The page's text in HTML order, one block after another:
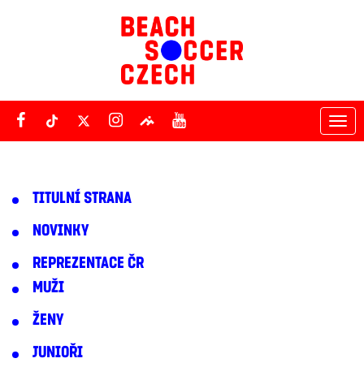
TITULNÍ STRANA
NOVINKY
REPREZENTACE ČR
MUŽI
ŽENY
JUNIOŘI